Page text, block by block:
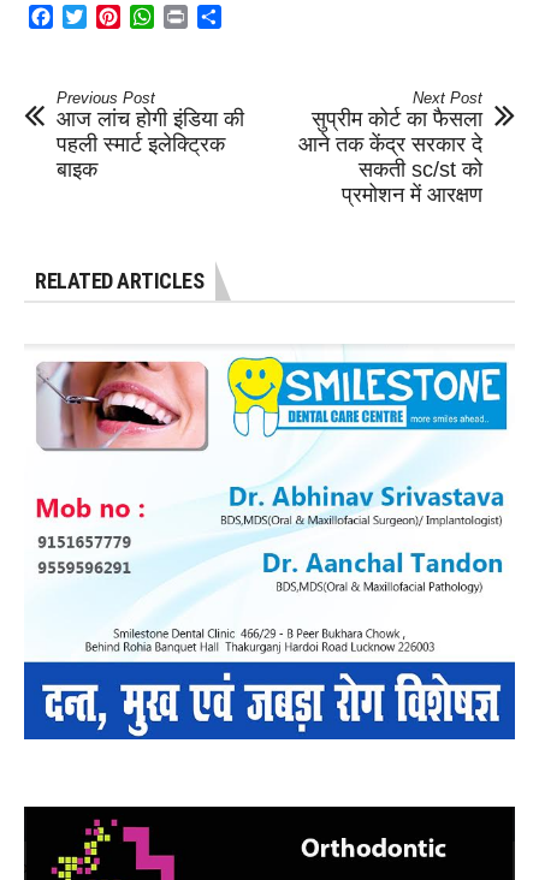
Facebook
TwitterPinterestWhatsApp
Print
Previous Post
आज लांच होगी इंडिया की
पहली स्मार्ट इलेक्ट्रिक
बाइक
Next Post
सुप्रीम कोर्ट का फैसला
आने तक केंद्र सरकार दे
सकती sc/st को
प्रमोशन में आरक्षण
RELATED ARTICLES